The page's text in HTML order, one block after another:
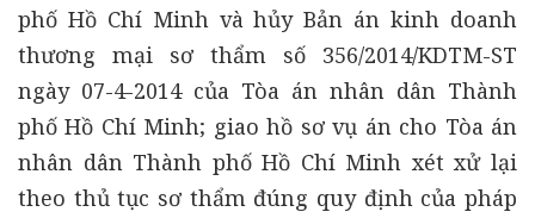
phố Hồ Chí Minh và hủy Bản án kinh doanh
thương mại sơ thẩm số 356/2014/KDTM-ST
ngày 07-4-2014 của Tòa án nhân dân Thành
phố Hồ Chí Minh; giao hồ sơ vụ án cho Tòa án
nhân dân Thành phố Hồ Chí Minh xét xử lại
theo thủ tục sơ thẩm đúng quy định của pháp